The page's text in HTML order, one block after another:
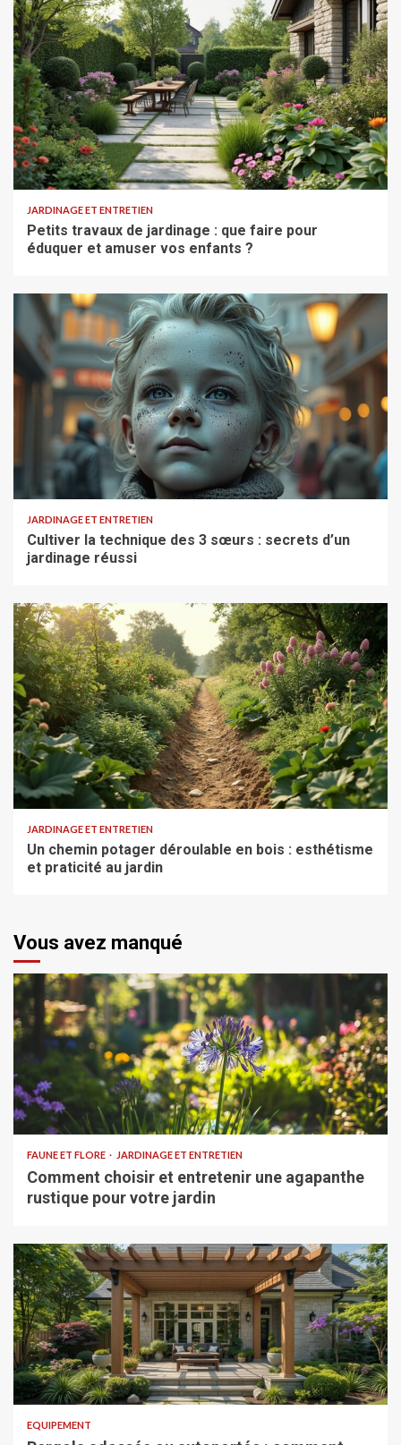
JARDINAGE ET ENTRETIEN
Petits travaux de jardinage : que faire pour
éduquer et amuser vos enfants ?
JARDINAGE ET ENTRETIEN
Cultiver la technique des 3 sœurs : secrets d’un
jardinage réussi
JARDINAGE ET ENTRETIEN
Un chemin potager déroulable en bois : esthétisme
et praticité au jardin
Vous avez manqué
FAUNE ET FLORE JARDINAGE ET ENTRETIEN
Comment choisir et entretenir une agapanthe
rustique pour votre jardin
EQUIPEMENT